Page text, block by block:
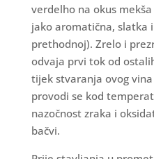
verdelho na okus
jako aromatična, slatka
prethodnoj). Zrelo i
odvaja prvi tok od
tijek stvaranja ovog
provodi se kod
nazočnost zraka i
bačvi.